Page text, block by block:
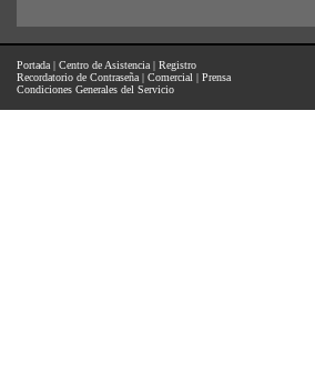
Portada | Centro de Asistencia | Registro
Recordatorio de Contraseña | Comercial | Prensa
Condiciones Generales del Servicio